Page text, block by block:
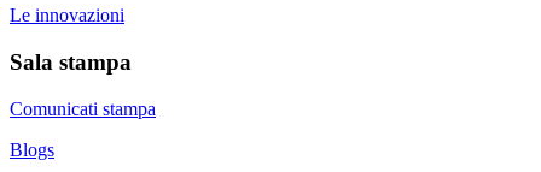
Le innovazioni
Sala stampa
Comunicati stampa
Blogs